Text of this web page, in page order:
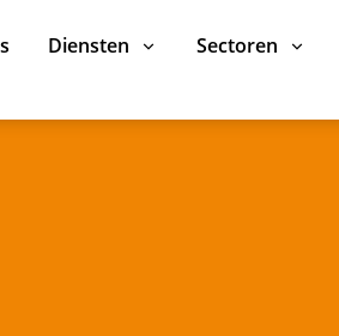
Diensten Sectoren